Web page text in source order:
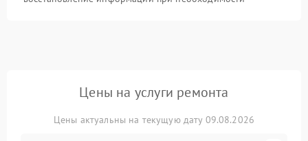
Цены на услуги ремонта
Цены актуальны на текущую дату 09.08.2026